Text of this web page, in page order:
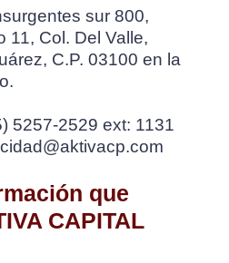
sur 800,
11, Col. Del Valle,
C.P. 03100 en la
5257-2529 ext: 1131
que
CAPITAL